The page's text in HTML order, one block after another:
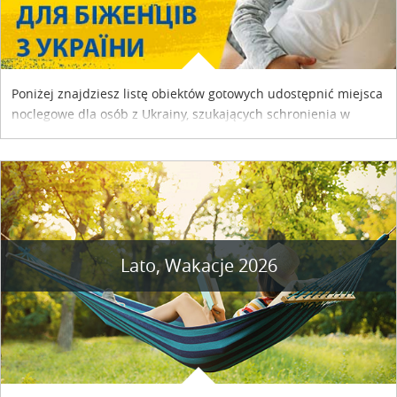
Poniżej znajdziesz listę obiektów gotowych udostępnić miejsca
noclegowe dla osób z Ukrainy, szukających schronienia w
Lato, Wakacje 2026